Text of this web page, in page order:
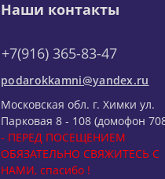
Наши контакты
+7(916) 365-83-47
podarokkamni@yandex.ru
Московская обл. г. Химки ул.
Парковая 8 - 108 (домофон
- ПЕРЕД ПОСЕЩЕНИЕМ
ОБЯЗАТЕЛЬНО СВЯЖИТЕСЬ С
НАМИ, спасибо !